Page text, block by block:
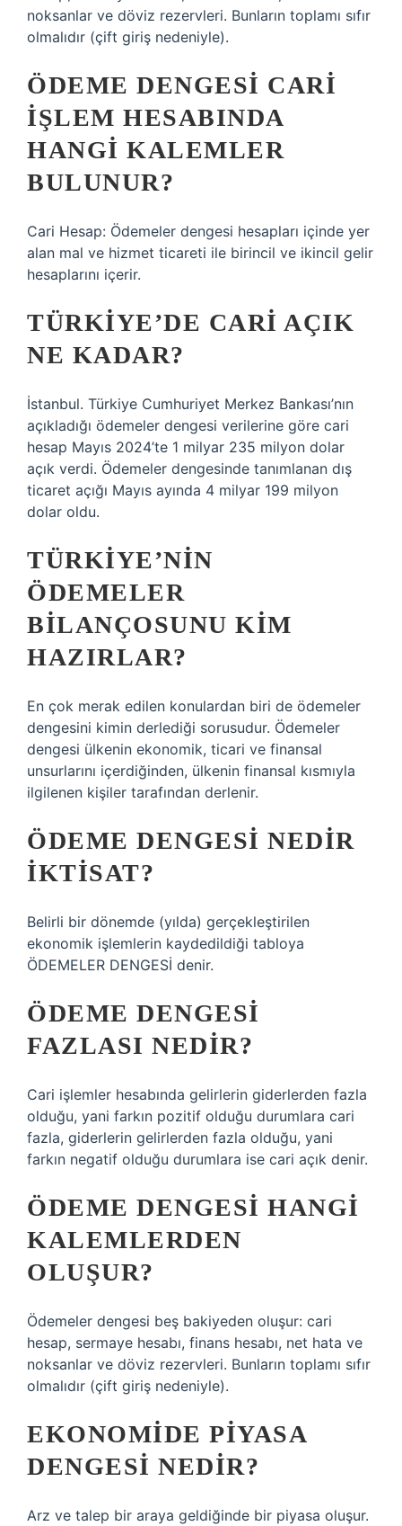
noksanlar ve döviz rezervleri. Bunların toplamı sıfır
olmalıdır (çift giriş nedeniyle).
ÖDEME DENGESI CARI
IŞLEM HESABINDA
HANGI KALEMLER
BULUNUR?
Cari Hesap: Ödemeler dengesi hesapları içinde yer
alan mal ve hizmet ticareti ile birincil ve ikincil gelir
hesaplarını içerir.
TÜRKIYE’DE CARI AÇIK
NE KADAR?
İstanbul. Türkiye Cumhuriyet Merkez Bankası’nın
açıkladığı ödemeler dengesi verilerine göre cari
hesap Mayıs 2024’te 1 milyar 235 milyon dolar
açık verdi. Ödemeler dengesinde tanımlanan dış
ticaret açığı Mayıs ayında 4 milyar 199 milyon
dolar oldu.
TÜRKIYE’NIN
ÖDEMELER
BILANÇOSUNU KIM
HAZIRLAR?
En çok merak edilen konulardan biri de ödemeler
dengesini kimin derlediği sorusudur. Ödemeler
dengesi ülkenin ekonomik, ticari ve finansal
unsurlarını içerdiğinden, ülkenin finansal kısmıyla
ilgilenen kişiler tarafından derlenir.
ÖDEME DENGESI NEDIR
IKTISAT?
Belirli bir dönemde (yılda) gerçekleştirilen
ekonomik işlemlerin kaydedildiği tabloya
ÖDEMELER DENGESİ denir.
ÖDEME DENGESI
FAZLASI NEDIR?
Cari işlemler hesabında gelirlerin giderlerden fazla
olduğu, yani farkın pozitif olduğu durumlara cari
fazla, giderlerin gelirlerden fazla olduğu, yani
farkın negatif olduğu durumlara ise cari açık denir.
ÖDEME DENGESI HANGI
KALEMLERDEN
OLUŞUR?
Ödemeler dengesi beş bakiyeden oluşur: cari
hesap, sermaye hesabı, finans hesabı, net hata ve
noksanlar ve döviz rezervleri. Bunların toplamı sıfır
olmalıdır (çift giriş nedeniyle).
EKONOMIDE PIYASA
DENGESI NEDIR?
Arz ve talep bir araya geldiğinde bir piyasa oluşur.